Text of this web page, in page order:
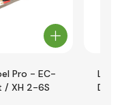
Pro - EC-
/ XH 2-6S